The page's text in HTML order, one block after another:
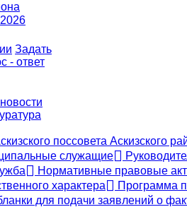
Задать
- ответ
поссовета Аскизского
служащие
Нормативные правовые
характера
Программа
для подачи заявлений о